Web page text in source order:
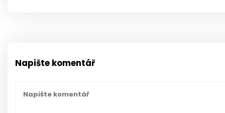
Napište komentář